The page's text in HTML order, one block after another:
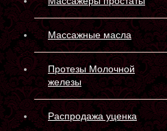
Массажные масла
Протезы Молочной
железы
Распродажа уценка